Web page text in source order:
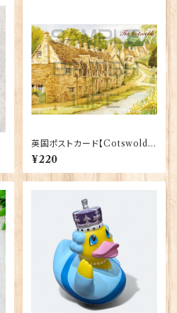
英国ポストカード【Cotswold
s】Jadges 90339-19
¥220